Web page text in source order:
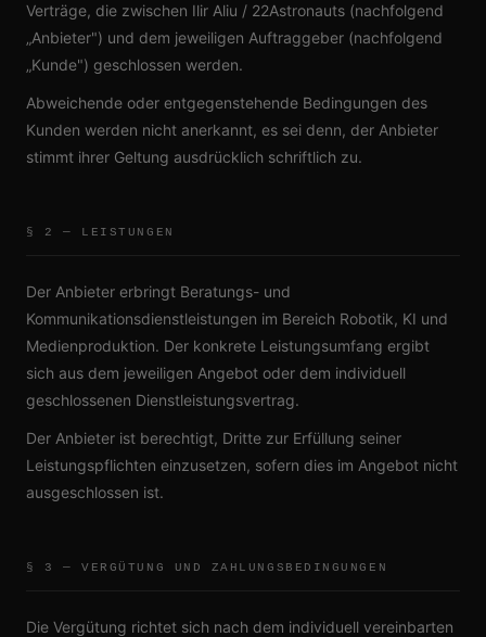
Verträge, die zwischen Ilir Aliu / 22Astronauts (nachfolgend
„Anbieter") und dem jeweiligen Auftraggeber (nachfolgend
„Kunde") geschlossen werden.
Abweichende oder entgegenstehende Bedingungen des
Kunden werden nicht anerkannt, es sei denn, der Anbieter
stimmt ihrer Geltung ausdrücklich schriftlich zu.
§ 2 — LEISTUNGEN
Der Anbieter erbringt Beratungs- und
Kommunikationsdienstleistungen im Bereich Robotik, KI und
Medienproduktion. Der konkrete Leistungsumfang ergibt
sich aus dem jeweiligen Angebot oder dem individuell
geschlossenen Dienstleistungsvertrag.
Der Anbieter ist berechtigt, Dritte zur Erfüllung seiner
Leistungspflichten einzusetzen, sofern dies im Angebot nicht
ausgeschlossen ist.
§ 3 — VERGÜTUNG UND ZAHLUNGSBEDINGUNGEN
Die Vergütung richtet sich nach dem individuell vereinbarten